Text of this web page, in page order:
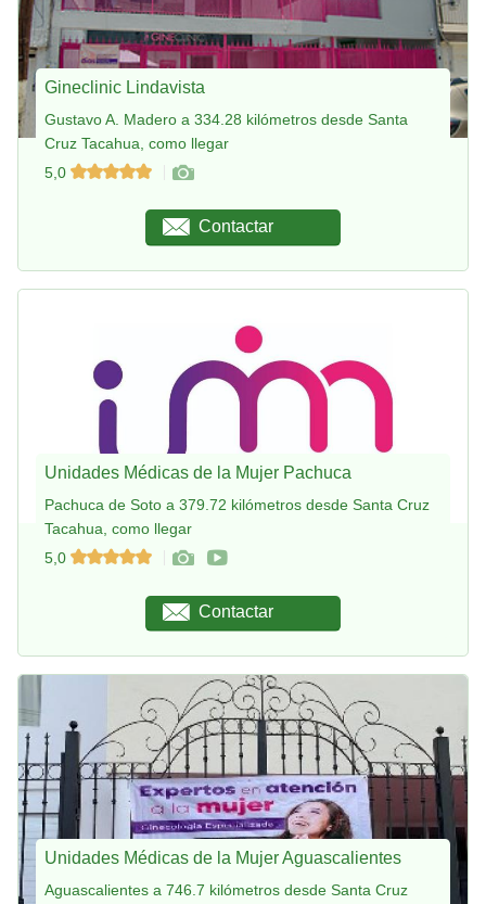
Gineclinic Lindavista
Gustavo A. Madero a 334.28 kilómetros desde Santa
Cruz Tacahua, como llegar
5,0
Contactar
Unidades Médicas de la Mujer Pachuca
Pachuca de Soto a 379.72 kilómetros desde Santa Cruz
Tacahua, como llegar
5,0
Contactar
Unidades Médicas de la Mujer Aguascalientes
Aguascalientes a 746.7 kilómetros desde Santa Cruz